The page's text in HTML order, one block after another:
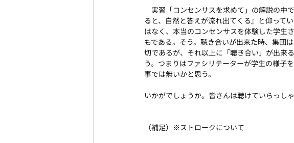
実習「コンセンサスを求めて」の解説の中
ると、自然と答えが流れ出てくる』と仰って
はなく、本当のコンセンサスを体験した学生
もである。そう。聴き合いが出来た時、集団
切であるが、それ以上に「聴き合い」が出来
う。つまりはファシリテーターが学生の様子
事では無いかと思う。
いかがでしょうか。皆さんは聴けていらっしゃ
（補足）※ストロークについて